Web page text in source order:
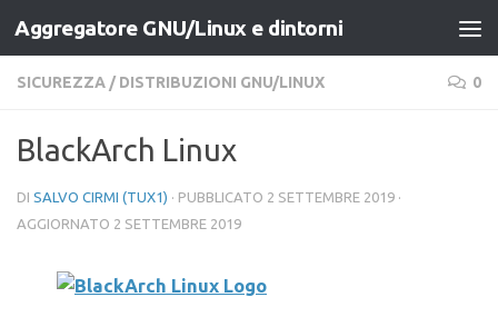
Salta al contenuto
Aggregatore GNU/Linux e dintorni
SICUREZZA / DISTRIBUZIONI GNU/LINUX 0
BlackArch Linux
DI SALVO CIRMI (TUX1) · PUBBLICATO 2 SETTEMBRE 2019 ·
AGGIORNATO 2 SETTEMBRE 2019